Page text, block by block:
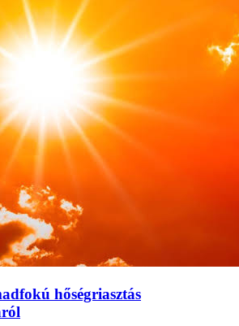
hőségriasztás